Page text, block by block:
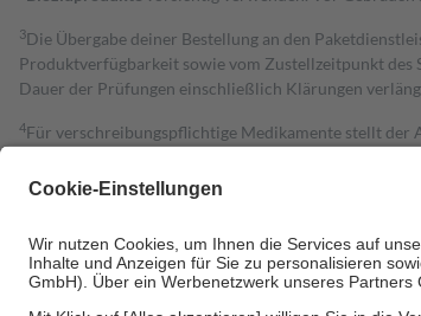
3Die Übergabe deiner Bestellung an den
Produktverfügbarkeit sowie vom Zustellzeitpunkt
Dauer der Prüfungen einschließlich Klärungen
4Für verschreibungspflichtige Medikamente stellt der
Grundsätzlich leisten Mitglieder Zuzahlungen in Höhe
Bei Heilmitteln und häuslicher Krankenpflege
Um das Engagement der Versicherten für ihre